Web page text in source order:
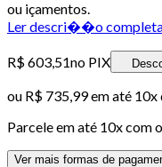
ou içamentos.
Ler descri��o
R$ 603,51no PIX
ou R$ 735,99em até 10x
Parcele em até 10x com
Ver mais formas de